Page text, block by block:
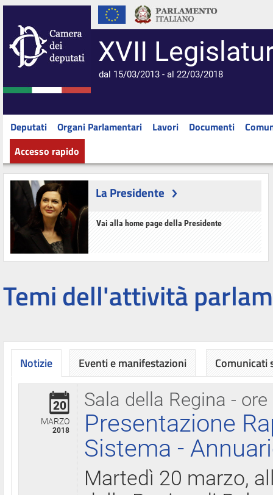
XVII
dal 15/03/2013 - al 22/03/2018
Deputati Organi Parlamentari Lavori Documenti
Accesso rapido
La Presidente
Vai alla home page della Presidente
Temi dell'attività
Notizie
Sala della Regina - ore
20
MARZO
2018
Presentazione
Sistema -
Martedì 20 marzo,
Eventi e manifestazioni Comunicati